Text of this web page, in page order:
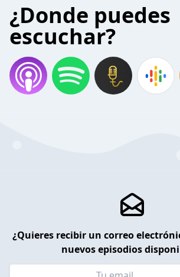
¿Donde puedes
escuchar?
¿Quieres recibir un correo
nuevos episodios